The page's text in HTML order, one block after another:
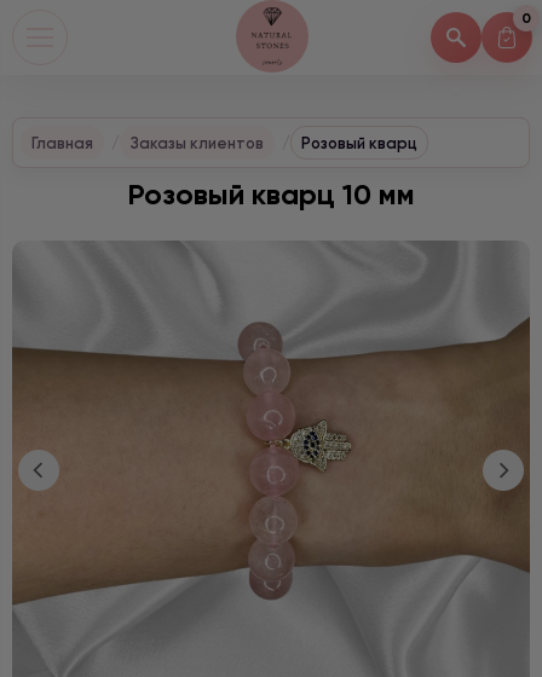
0
Главная Заказы клиентов Розовый кварц
Розовый кварц 10 мм